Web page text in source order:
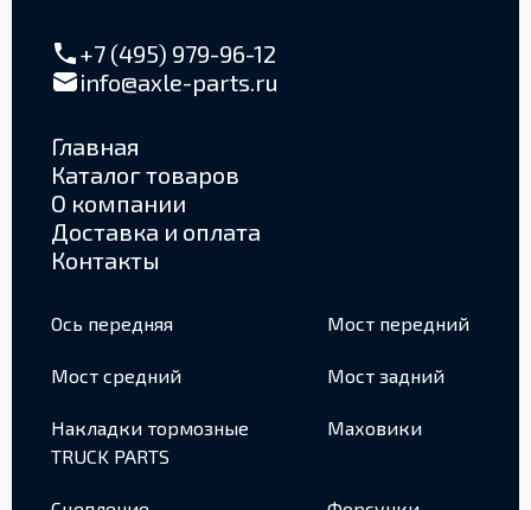
+7 (495) 979-96-12
info@axle-parts.ru
Главная
Каталог товаров
О компании
Доставка и оплата
Контакты
Ось передняя Мост передний
Мост средний Мост задний
Накладки тормозные
TRUCK PARTS
Маховики